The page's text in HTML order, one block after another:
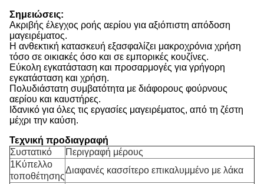
Σημειώσεις:
Ακριβής έλεγχος ροής αερίου για αξιόπιστη απόδοση
μαγειρέματος.
Η ανθεκτική κατασκευή εξασφαλίζει μακροχρόνια χρήση
τόσο σε οικιακές όσο και σε εμπορικές κουζίνες.
Εύκολη εγκατάσταση και προσαρμογές για γρήγορη
εγκατάσταση και χρήση.
Πολυδιάστατη συμβατότητα με διάφορους φούρνους
αερίου και καυστήρες.
Ιδανικό για όλες τις εργασίες μαγειρέματος, από τη ζέστη
μέχρι την καύση.
Τεχνική προδιαγραφή
Συστατικό
Περιγραφή μέρους
1Κύπελλο
τοποθέτησης
Διαφανές κασσίτερο επικαλυμμένο με λάκα